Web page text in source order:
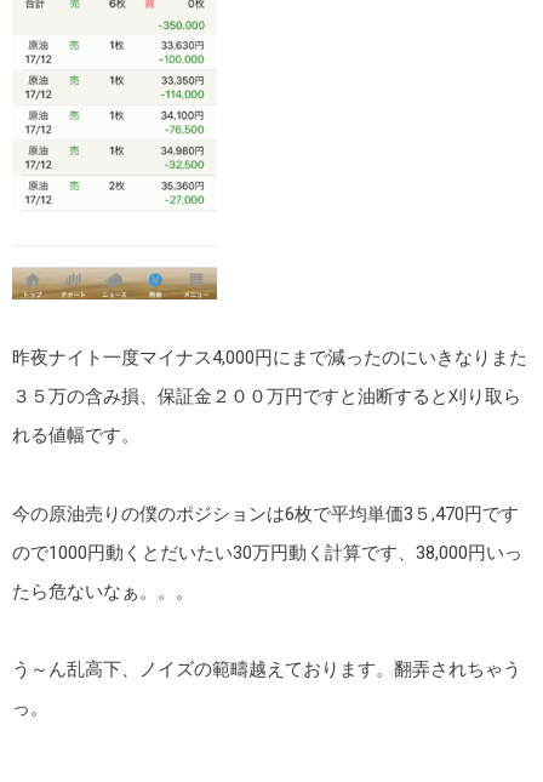
昨夜ナイト一度マイナス4,000円にまで減ったのにいきなりまた
３５万の含み損、保証金２００万円ですと油断すると刈り取ら
れる値幅です。
今の原油売りの僕のポジションは6枚で平均単価3５,470円です
ので1000円動くとだいたい30万円動く計算です、38,000円いっ
たら危ないなぁ。。。
う～ん乱高下、ノイズの範疇越えております。翻弄されちゃう
っ。